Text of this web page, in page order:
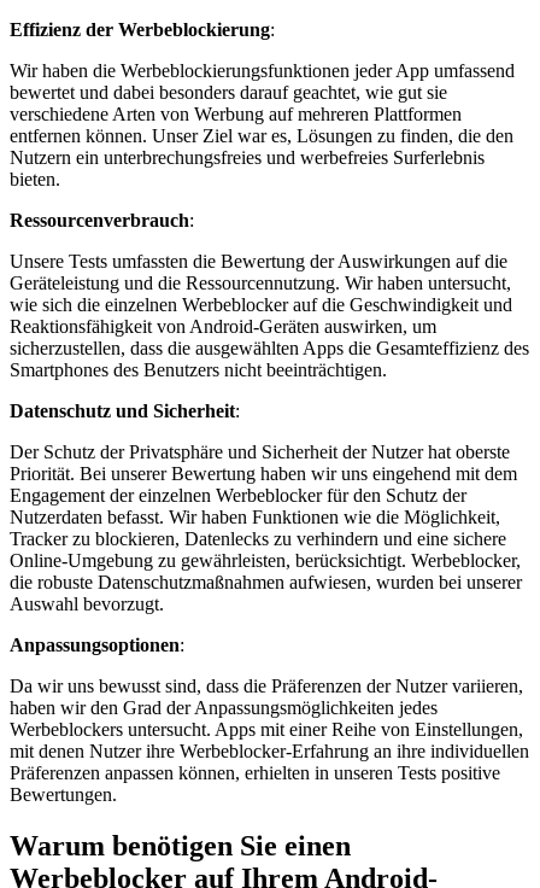
Effizienz der Werbeblockierung:
Wir haben die Werbeblockierungsfunktionen jeder App umfassend
bewertet und dabei besonders darauf geachtet, wie gut sie
verschiedene Arten von Werbung auf mehreren Plattformen
entfernen können. Unser Ziel war es, Lösungen zu finden, die den
Nutzern ein unterbrechungsfreies und werbefreies Surferlebnis
bieten.
Ressourcenverbrauch:
Unsere Tests umfassten die Bewertung der Auswirkungen auf die
Geräteleistung und die Ressourcennutzung. Wir haben untersucht,
wie sich die einzelnen Werbeblocker auf die Geschwindigkeit und
Reaktionsfähigkeit von Android-Geräten auswirken, um
sicherzustellen, dass die ausgewählten Apps die Gesamteffizienz des
Smartphones des Benutzers nicht beeinträchtigen.
Datenschutz und Sicherheit:
Der Schutz der Privatsphäre und Sicherheit der Nutzer hat oberste
Priorität. Bei unserer Bewertung haben wir uns eingehend mit dem
Engagement der einzelnen Werbeblocker für den Schutz der
Nutzerdaten befasst. Wir haben Funktionen wie die Möglichkeit,
Tracker zu blockieren, Datenlecks zu verhindern und eine sichere
Online-Umgebung zu gewährleisten, berücksichtigt. Werbeblocker,
die robuste Datenschutzmaßnahmen aufwiesen, wurden bei unserer
Auswahl bevorzugt.
Anpassungsoptionen:
Da wir uns bewusst sind, dass die Präferenzen der Nutzer variieren,
haben wir den Grad der Anpassungsmöglichkeiten jedes
Werbeblockers untersucht. Apps mit einer Reihe von Einstellungen,
mit denen Nutzer ihre Werbeblocker-Erfahrung an ihre individuellen
Präferenzen anpassen können, erhielten in unseren Tests positive
Bewertungen.
Warum benötigen Sie einen
Werbeblocker auf Ihrem Android-